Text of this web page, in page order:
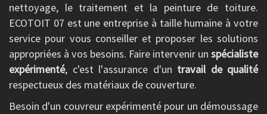
nettoyage, le traitement et la peinture de toiture.
ECOTOIT 07 est une entreprise à taille humaine à votre
service pour vous conseiller et proposer les solutions
appropriées à vos besoins. Faire intervenir un spécialiste
expérimenté, c'est l'assurance d'un travail de qualité
respectueux des matériaux de couverture.
Besoin d'un couvreur expérimenté pour un démoussage